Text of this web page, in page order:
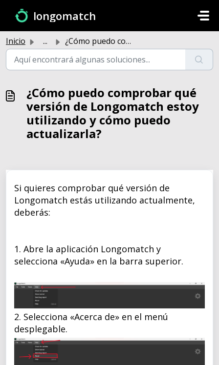
longomatch
Inicio ... ¿Cómo puedo comprobar qué versión de Longomatch estoy uti...
¿Cómo puedo comprobar qué
versión de Longomatch estoy
utilizando y cómo puedo
actualizarla?
Si quieres comprobar qué versión de
Longomatch estás utilizando actualmente,
deberás:
1. Abre la aplicación Longomatch y
selecciona «Ayuda» en la barra superior.
2. Selecciona «Acerca de» en el menú
desplegable.